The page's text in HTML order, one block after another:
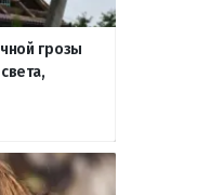
грозы